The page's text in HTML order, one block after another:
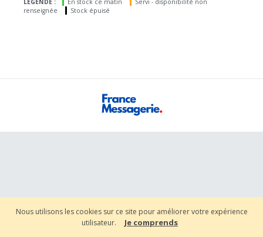
Nous utilisons les cookies sur ce site pour améliorer votre expérience
utilisateur.
Je comprends
LÉGENDE : En stock ce matin
Servi - disponibilité non
renseignée
Stock épuisé